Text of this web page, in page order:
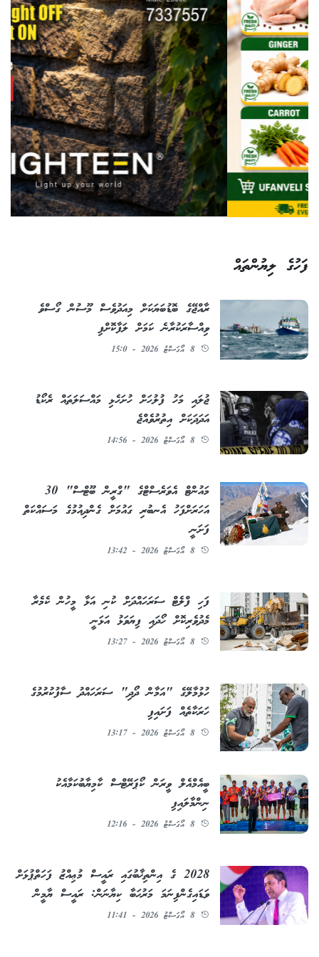
ފަހުގެ ލިޔުންތައް
ރާއްޖޭގެ ބޮޑުބަޔަކަށް މިއަދުވެސް މޫސުން ގޯސްވެ
ވިއްސާރަކުރާނެ ކަމަށް ލަފާކޮށްފި
8 އޯގަސްޓު 2026 - 15:0
ޖުލައި މަހު ފުލުހަށް ހުށަހެޅި މައްސަލަތައް ރެކޯޑު
އަދަދަކަށް އިތުރުވެއްޖެ
8 އޯގަސްޓު 2026 - 14:56
މައުންޓް އެވަރެސްޓްގެ "ގްރީން ބޫޓްސް" 30
އަހަރަށްފަހު އެނބުރި ގައުމަށް ގެންދިއުމުގެ މަސައްކަތް
ފަށަނީ
8 އޯގަސްޓު 2026 - 13:42
ފަހި ފްލެޓް ސަރަހައްދަށް ކުނި އަޅާ މީހުން ކެމެރާ
މެދުވެރިކޮށް ހޯދައި ފިޔަވަޅު އަޅަނީ
8 އޯގަސްޓު 2026 - 13:27
ހުޅުމާލޭގެ "އަމާން ދޯދި" ސަރަހައްދު ސާފުކުރުމުގެ
ހަރަކާތެއް ފަށައިފި
8 އޯގަސްޓު 2026 - 13:17
ބީއެމްއެލް ވީރަން ކޯޕަރޭޓްސް ކާމިޔާބުކަމާއެކު
ނިންމާލައިފި
8 އޯގަސްޓު 2026 - 12:16
2028 ގެ އިންތިޚާބުގައި ރައީސް މުޢިއްޒު ފަހަތްޕުޅަށް
ވަޑައިގެންފިނަމަ މަރުޙަބާ ކިޔާނަން: ރައީސް ޔާމީން
8 އޯގަސްޓު 2026 - 11:41